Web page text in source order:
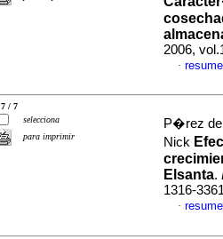
2006,
·
7 / 7
selecciona
para imprimir
P�rez de
Nick
Elsanta.
1316-
·